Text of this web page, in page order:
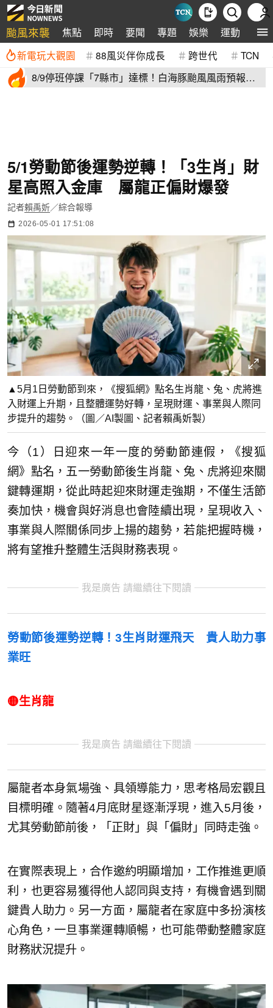
颱風來襲 焦點 即時 要聞 專題 娛樂 運動 全球
新電玩大觀園 88風災伴你成長 跨世代 TCN
8/9停班停課「7縣市」達標！白海豚颱風風雨預報
5/1勞動節後運勢逆轉！「3生肖」財
星高照入金庫 屬龍正偏財爆發
記者賴禹妡／綜合報導
2026-05-01 17:51:08
▲5月1日勞動節到來，《搜狐網》點名生肖龍、兔、虎將進
入財運上升期，且整體運勢好轉，呈現財運、事業與人際同
步提升的趨勢。（圖／AI製圖、記者賴禹妡製）
今（1）日迎來一年一度的勞動節連假，《搜狐
網》點名，五一勞動節後生肖龍、兔、虎將迎來關
鍵轉運期，從此時起迎來財運走強期，不僅生活節
奏加快，機會與好消息也會陸續出現，呈現收入、
事業與人際關係同步上揚的趨勢，若能把握時機，
將有望推升整體生活與財務表現。
我是廣告 請繼續往下閱讀
勞動節後運勢逆轉！3生肖財運飛天 貴人助力事
業旺
🟡生肖龍
我是廣告 請繼續往下閱讀
屬龍者本身氣場強、具領導能力，思考格局宏觀且
目標明確。隨著4月底財星逐漸浮現，進入5月後，
尤其勞動節前後，「正財」與「偏財」同時走強。
在實際表現上，合作邀約明顯增加，工作推進更順
利，也更容易獲得他人認同與支持，有機會遇到關
鍵貴人助力。另一方面，屬龍者在家庭中多扮演核
心角色，一旦事業運轉順暢，也可能帶動整體家庭
財務狀況提升。